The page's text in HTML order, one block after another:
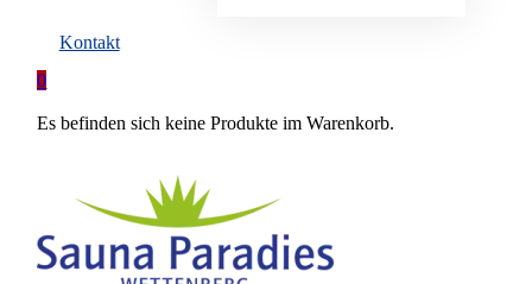
Kontakt
0
Es befinden sich keine Produkte im Warenkorb.